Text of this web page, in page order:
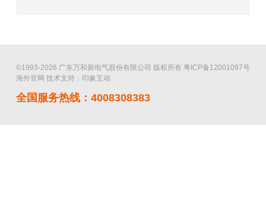
©1993-2026 广东万和新电气股份有限公司 版权所有 粤ICP备12001097号
海外官网 技术支持：印象互动
全国服务热线：4008308383